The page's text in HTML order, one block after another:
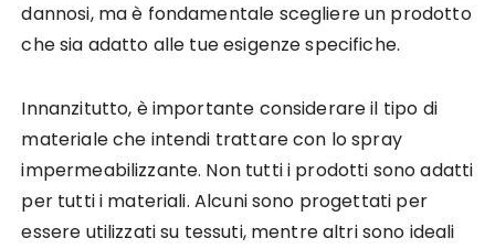
dannosi, ma è fondamentale scegliere un prodotto
che sia adatto alle tue esigenze specifiche.
Innanzitutto, è importante considerare il tipo di
materiale che intendi trattare con lo spray
impermeabilizzante. Non tutti i prodotti sono adatti
per tutti i materiali. Alcuni sono progettati per
essere utilizzati su tessuti, mentre altri sono ideali